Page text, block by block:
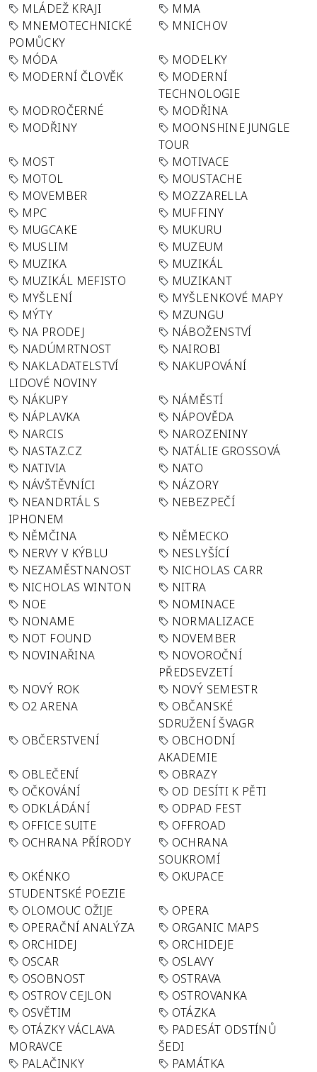
MLÁDEŽ KRAJI
MMA
MNEMOTECHNICKÉ
POMŮCKY
MNICHOV
MÓDA
MODELKY
MODERNÍ ČLOVĚK
MODERNÍ
TECHNOLOGIE
MODROČERNÉ
MODŘINA
MODŘINY
MOONSHINE JUNGLE
TOUR
MOST
MOTIVACE
MOTOL
MOUSTACHE
MOVEMBER
MOZZARELLA
MPC
MUFFINY
MUGCAKE
MUKURU
MUSLIM
MUZEUM
MUZIKA
MUZIKÁL
MUZIKÁL MEFISTO
MUZIKANT
MYŠLENÍ
MYŠLENKOVÉ MAPY
MÝTY
MZUNGU
NA PRODEJ
NÁBOŽENSTVÍ
NADÚMRTNOST
NAIROBI
NAKLADATELSTVÍ
LIDOVÉ NOVINY
NAKUPOVÁNÍ
NÁKUPY
NÁMĚSTÍ
NÁPLAVKA
NÁPOVĚDA
NARCIS
NAROZENINY
NASTAZ.CZ
NATÁLIE GROSSOVÁ
NATIVIA
NATO
NÁVŠTĚVNÍCI
NÁZORY
NEANDRTÁL S
IPHONEM
NEBEZPEČÍ
NĚMČINA
NĚMECKO
NERVY V KÝBLU
NESLYŠÍCÍ
NEZAMĚSTNANOST
NICHOLAS CARR
NICHOLAS WINTON
NITRA
NOE
NOMINACE
NONAME
NORMALIZACE
NOT FOUND
NOVEMBER
NOVINAŘINA
NOVOROČNÍ
PŘEDSEVZETÍ
NOVÝ ROK
NOVÝ SEMESTR
O2 ARENA
OBČANSKÉ
SDRUŽENÍ ŠVAGR
OBČERSTVENÍ
OBCHODNÍ
AKADEMIE
OBLEČENÍ
OBRAZY
OČKOVÁNÍ
OD DESÍTI K PĚTI
ODKLÁDÁNÍ
ODPAD FEST
OFFICE SUITE
OFFROAD
OCHRANA PŘÍRODY
OCHRANA
SOUKROMÍ
OKÉNKO
STUDENTSKÉ POEZIE
OKUPACE
OLOMOUC OŽIJE
OPERA
OPERAČNÍ ANALÝZA
ORGANIC MAPS
ORCHIDEJ
ORCHIDEJE
OSCAR
OSLAVY
OSOBNOST
OSTRAVA
OSTROV CEJLON
OSTROVANKA
OSVĚTIM
OTÁZKA
OTÁZKY VÁCLAVA
MORAVCE
PADESÁT ODSTÍNŮ
ŠEDI
PALAČINKY
PAMÁTKA